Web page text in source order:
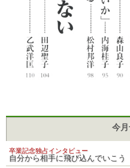
今
卒業記念独占インタビュー
自分から相手に飛び込んでいこう